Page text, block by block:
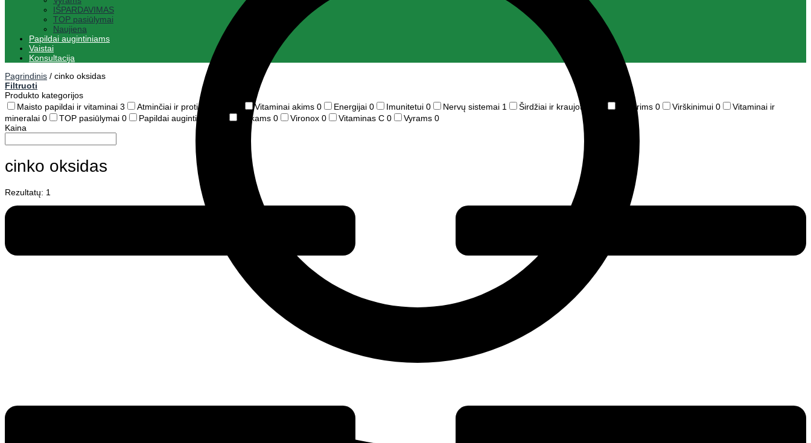
IŠPARDAVIMAS
TOP pasiūlymai
Naujiena
Papildai augintiniams
Vaistai
Konsultacija
Pagrindinis / cinko oksidas
Filtruoti
Produkto kategorijos
Maisto papildai ir vitaminai 3 Atminčiai ir protinei veiklai Vitaminai akims 0 Energijai 0 Imunitetui 0 Nervų sistemai 1 Širdžiai ir kraujotakai Moterims 0 Virškinimui 0
Vitaminai ir
mineralai 0 TOP pasiūlymai 0 Papildai augintiniams Vaikams 0 Vironox 0 Vitaminas C 0 Vyrams 0
Kaina
cinko oksidas
Rezultatų: 1